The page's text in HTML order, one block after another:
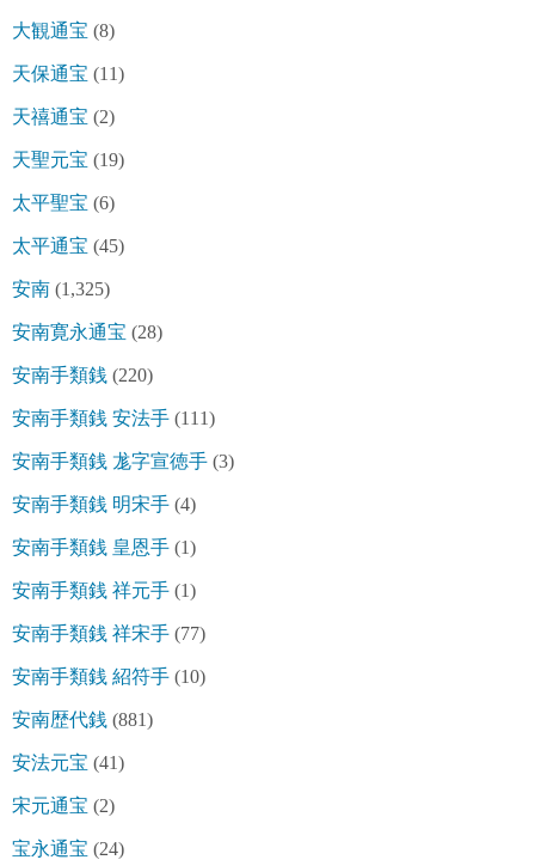
大観通宝 (8)
天保通宝 (11)
天禧通宝 (2)
天聖元宝 (19)
太平聖宝 (6)
太平通宝 (45)
安南 (1,325)
安南寛永通宝 (28)
安南手類銭 (220)
安南手類銭 安法手 (111)
安南手類銭 尨字宣徳手 (3)
安南手類銭 明宋手 (4)
安南手類銭 皇恩手 (1)
安南手類銭 祥元手 (1)
安南手類銭 祥宋手 (77)
安南手類銭 紹符手 (10)
安南歴代銭 (881)
安法元宝 (41)
宋元通宝 (2)
宝永通宝 (24)